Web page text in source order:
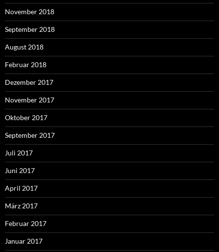
November 2018
September 2018
August 2018
Februar 2018
Dezember 2017
November 2017
Oktober 2017
September 2017
Juli 2017
Juni 2017
April 2017
März 2017
Februar 2017
Januar 2017